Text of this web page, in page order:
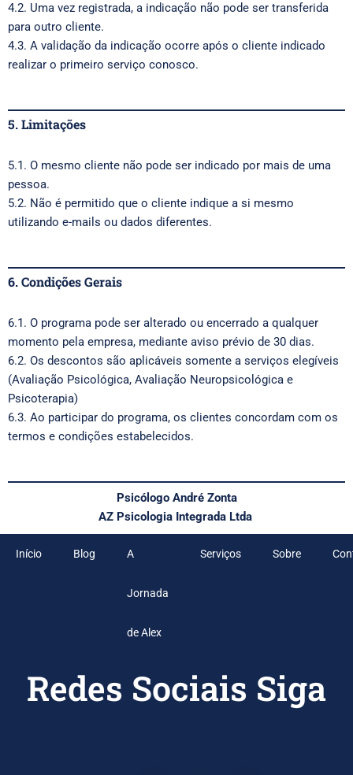
4.2. Uma vez registrada, a indicação não pode ser transferida
para outro cliente.
4.3. A validação da indicação ocorre após o cliente indicado
realizar o primeiro serviço conosco.
5. Limitações
5.1. O mesmo cliente não pode ser indicado por mais de uma
pessoa.
5.2. Não é permitido que o cliente indique a si mesmo
utilizando e-mails ou dados diferentes.
6. Condições Gerais
6.1. O programa pode ser alterado ou encerrado a qualquer
momento pela empresa, mediante aviso prévio de 30 dias.
6.2. Os descontos são aplicáveis somente a serviços elegíveis
(Avaliação Psicológica, Avaliação Neuropsicológica e
Psicoterapia)
6.3. Ao participar do programa, os clientes concordam com os
termos e condições estabelecidos.
Psicólogo André Zonta
AZ Psicologia Integrada Ltda
Início Blog A
Jornada
de Alex
Serviços Sobre
Redes Sociais Siga